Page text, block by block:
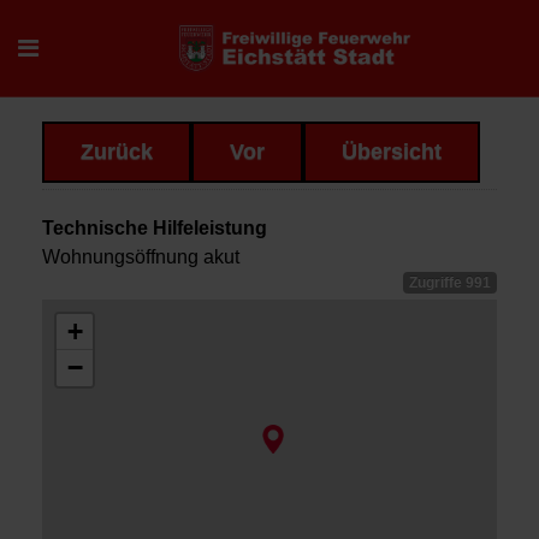
Zurück Vor Übersicht
Technische Hilfeleistung
Wohnungsöffnung akut
Zugriffe 991
+
−